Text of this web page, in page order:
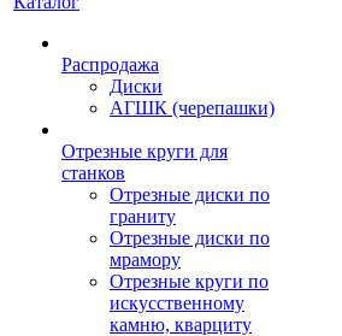
Распродажа
Диски
АГШК (черепашки)
Отрезные круги для
станков
Отрезные диски по
граниту
Отрезные диски по
мрамору
Отрезные круги по
искусственному
камню, кварциту